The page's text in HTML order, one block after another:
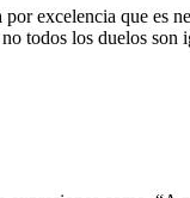
excelencia que es
todos los duelos son